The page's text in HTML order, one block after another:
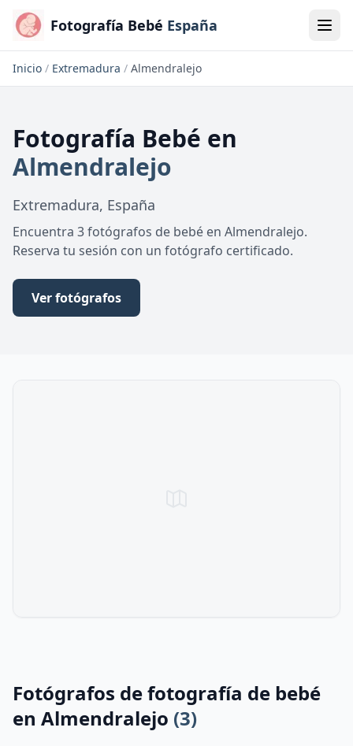
Fotografía Bebé España
Inicio / Extremadura / Almendralejo
Fotografía Bebé en
Almendralejo
Extremadura, España
Encuentra 3 fotógrafos de bebé en Almendralejo.
Reserva tu sesión con un fotógrafo certificado.
Ver fotógrafos
Fotógrafos de fotografía de bebé
en Almendralejo (3)